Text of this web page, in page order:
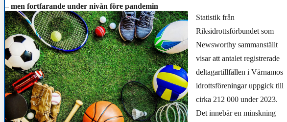
– men fortfarande under nivån före pandemin
Statistik från
Riksidrottsförbundet som
Newsworthy sammanställt
visar att antalet registrerade
deltagartillfällen i Värnamos
idrottsföreningar uppgick till
cirka 212 000 under 2023.
Det innebär en minskning